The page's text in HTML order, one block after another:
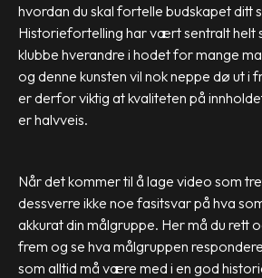
hvordan du skal fortelle budskapet ditt
Historiefortelling har vært sentralt helt
klubbe hverandre i hodet for mange
og denne kunsten vil nok neppe dø ut i
er derfor viktig at kvaliteten på
er halvveis.
Når det kommer til å lage video som
dessverre ikke noe fasitsvar på hva
akkurat din målgruppe. Her må du rett
frem og se hva målgruppen
som alltid må være med i en god